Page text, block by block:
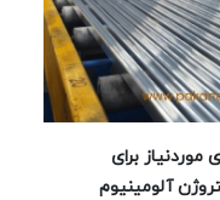
برای
آلومینیوم